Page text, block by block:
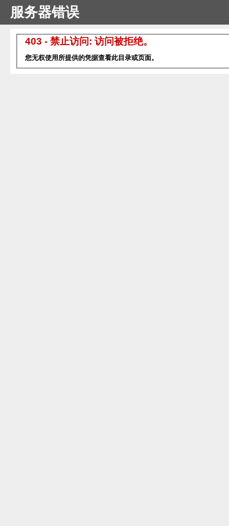
服务器错误
403 - 禁止访问: 访问被拒绝。
您无权使用所提供的凭据查看此目录或页面。